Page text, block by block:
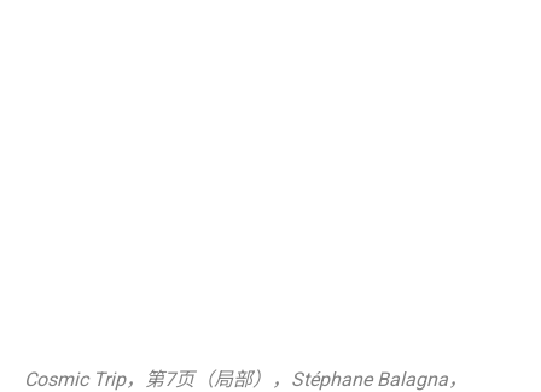
Cosmic Trip，第7页（局部），Stéphane Balagna，